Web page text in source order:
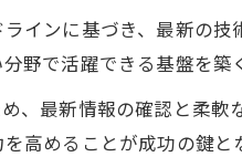
インに基づき、最新の技
野で活躍できる基盤を築
、最新情報の確認と柔
高めることが成功の鍵と